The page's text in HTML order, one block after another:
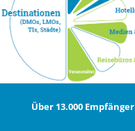
Über 13.000 Empfänger